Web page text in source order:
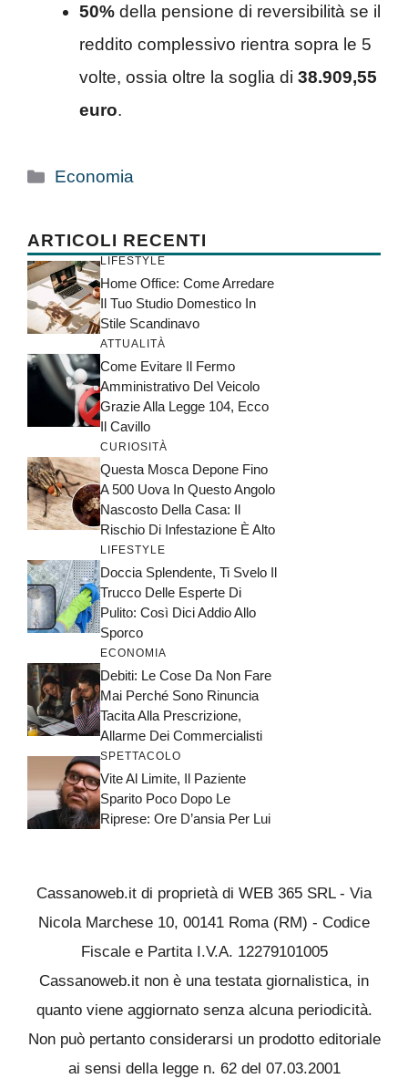
50% della pensione di reversibilità se il
reddito complessivo rientra sopra le 5
volte, ossia oltre la soglia di 38.909,55
euro.
Categorie
Economia
ARTICOLI RECENTI
LIFESTYLE
Home Office: Come Arredare
Il Tuo Studio Domestico In
Stile Scandinavo
ATTUALITÀ
Come Evitare Il Fermo
Amministrativo Del Veicolo
Grazie Alla Legge 104, Ecco
Il Cavillo
CURIOSITÀ
Questa Mosca Depone Fino
A 500 Uova In Questo Angolo
Nascosto Della Casa: Il
Rischio Di Infestazione È Alto
LIFESTYLE
Doccia Splendente, Ti Svelo Il
Trucco Delle Esperte Di
Pulito: Così Dici Addio Allo
Sporco
ECONOMIA
Debiti: Le Cose Da Non Fare
Mai Perché Sono Rinuncia
Tacita Alla Prescrizione,
Allarme Dei Commercialisti
SPETTACOLO
Vite Al Limite, Il Paziente
Sparito Poco Dopo Le
Riprese: Ore D’ansia Per Lui
Cassanoweb.it di proprietà di WEB 365 SRL - Via
Nicola Marchese 10, 00141 Roma (RM) - Codice
Fiscale e Partita I.V.A. 12279101005
Cassanoweb.it non è una testata giornalistica, in
quanto viene aggiornato senza alcuna periodicità.
Non può pertanto considerarsi un prodotto editoriale
ai sensi della legge n. 62 del 07.03.2001